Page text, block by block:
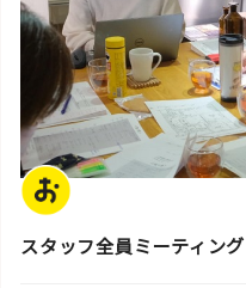
スタッフ全員ミーティン